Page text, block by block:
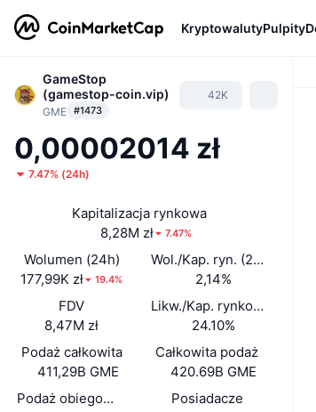
KryptowalutyPulpity
GameStop
(gamestop-coin.vip)
GME #1473
42K
0,00002014 zł
7.47% (24h)
Kapitalizacja rynkowa
8,28M zł
7.47%
Wolumen (24h)
177,99K zł
19.4%
Wol./Kap. ryn. (24 h)
2,14%
FDV
8,47M zł
Likw./Kap. rynkowa
24.10%
Podaż całkowita
411,29B GME
Całkowita podaż
420.69B GME
Podaż obiegowa
Posiadacze